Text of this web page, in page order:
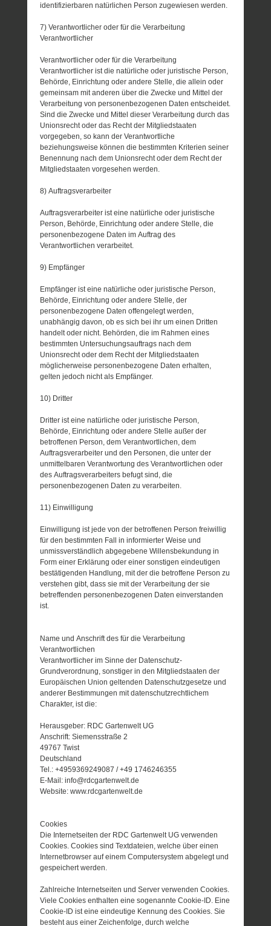
identifizierbaren natürlichen Person zugewiesen werden.
7) Verantwortlicher oder für die Verarbeitung
Verantwortlicher
Verantwortlicher oder für die Verarbeitung
Verantwortlicher ist die natürliche oder juristische Person,
Behörde, Einrichtung oder andere Stelle, die allein oder
gemeinsam mit anderen über die Zwecke und Mittel der
Verarbeitung von personenbezogenen Daten entscheidet.
Sind die Zwecke und Mittel dieser Verarbeitung durch das
Unionsrecht oder das Recht der Mitgliedstaaten
vorgegeben, so kann der Verantwortliche
beziehungsweise können die bestimmten Kriterien seiner
Benennung nach dem Unionsrecht oder dem Recht der
Mitgliedstaaten vorgesehen werden.
8) Auftragsverarbeiter
Auftragsverarbeiter ist eine natürliche oder juristische
Person, Behörde, Einrichtung oder andere Stelle, die
personenbezogene Daten im Auftrag des
Verantwortlichen verarbeitet.
9) Empfänger
Empfänger ist eine natürliche oder juristische Person,
Behörde, Einrichtung oder andere Stelle, der
personenbezogene Daten offengelegt werden,
unabhängig davon, ob es sich bei ihr um einen Dritten
handelt oder nicht. Behörden, die im Rahmen eines
bestimmten Untersuchungsauftrags nach dem
Unionsrecht oder dem Recht der Mitgliedstaaten
möglicherweise personenbezogene Daten erhalten,
gelten jedoch nicht als Empfänger.
10) Dritter
Dritter ist eine natürliche oder juristische Person,
Behörde, Einrichtung oder andere Stelle außer der
betroffenen Person, dem Verantwortlichen, dem
Auftragsverarbeiter und den Personen, die unter der
unmittelbaren Verantwortung des Verantwortlichen oder
des Auftragsverarbeiters befugt sind, die
personenbezogenen Daten zu verarbeiten.
11) Einwilligung
Einwilligung ist jede von der betroffenen Person freiwillig
für den bestimmten Fall in informierter Weise und
unmissverständlich abgegebene Willensbekundung in
Form einer Erklärung oder einer sonstigen eindeutigen
bestätigenden Handlung, mit der die betroffene Person zu
verstehen gibt, dass sie mit der Verarbeitung der sie
betreffenden personenbezogenen Daten einverstanden
ist.
Name und Anschrift des für die Verarbeitung
Verantwortlichen
Verantwortlicher im Sinne der Datenschutz-
Grundverordnung, sonstiger in den Mitgliedstaaten der
Europäischen Union geltenden Datenschutzgesetze und
anderer Bestimmungen mit datenschutzrechtlichem
Charakter, ist die:
Herausgeber: RDC Gartenwelt UG
Anschrift: Siemensstraße 2
49767 Twist
Deutschland
Tel.: +4959369249087 / +49 1746246355
E-Mail: info@rdcgartenwelt.de
Website: www.rdcgartenwelt.de
Cookies
Die Internetseiten der RDC Gartenwelt UG verwenden
Cookies. Cookies sind Textdateien, welche über einen
Internetbrowser auf einem Computersystem abgelegt und
gespeichert werden.
Zahlreiche Internetseiten und Server verwenden Cookies.
Viele Cookies enthalten eine sogenannte Cookie-ID. Eine
Cookie-ID ist eine eindeutige Kennung des Cookies. Sie
besteht aus einer Zeichenfolge, durch welche